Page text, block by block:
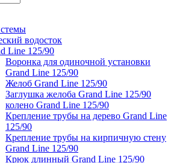
водосток
Line 125/90
Воронка для одиночной установки
Grand Line 125/90
Желоб Grand Line 125/90
Заглушка желоба Grand Line 125/90
колено Grand Line 125/90
Крепление трубы на дерево Grand Line
125/90
Крепление трубы на кирпичную стену
Grand Line 125/90
Крюк длинный Grand Line 125/90